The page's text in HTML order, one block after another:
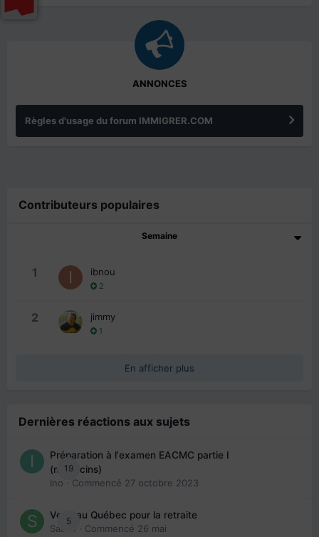
ANNONCES
Règles d'usage du forum IMMIGRER.COM
Contributeurs populaires
Semaine
1 ibnou
2
2 jimmy
1
En afficher plus
Dernières réactions aux sujets
19
Préparation à l'examen EACMC partie I
(médecins)
Ino · Commencé 27 octobre 2023
5
Venir au Québec pour la retraite
Sab74
· Commencé 26 mai